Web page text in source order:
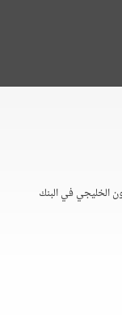
الخليجي في البنك